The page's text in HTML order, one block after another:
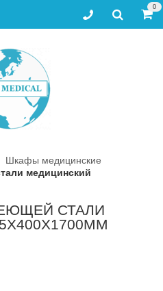
0
Шкафы медицинские
медицинский
СТАЛИ